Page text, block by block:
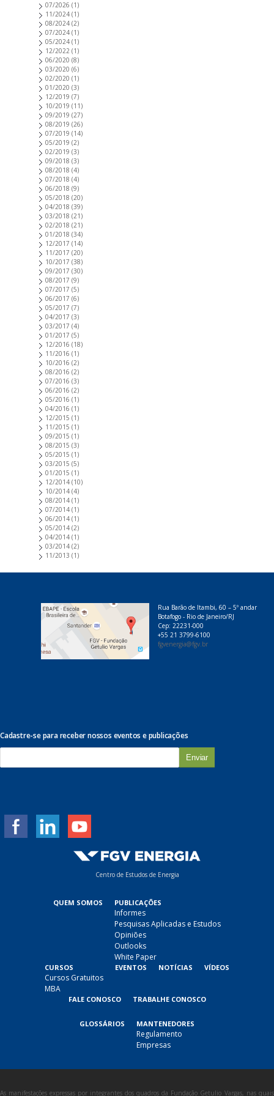
07/2026 (1)
11/2024 (1)
08/2024 (2)
07/2024 (1)
05/2024 (1)
12/2022 (1)
06/2020 (8)
03/2020 (6)
02/2020 (1)
01/2020 (3)
12/2019 (7)
10/2019 (11)
09/2019 (27)
08/2019 (26)
07/2019 (14)
05/2019 (2)
02/2019 (3)
09/2018 (3)
08/2018 (4)
07/2018 (4)
06/2018 (9)
05/2018 (20)
04/2018 (39)
03/2018 (21)
02/2018 (21)
01/2018 (34)
12/2017 (14)
11/2017 (20)
10/2017 (38)
09/2017 (30)
08/2017 (9)
07/2017 (5)
06/2017 (6)
05/2017 (7)
04/2017 (3)
03/2017 (4)
01/2017 (5)
12/2016 (18)
11/2016 (1)
10/2016 (2)
08/2016 (2)
07/2016 (3)
06/2016 (2)
05/2016 (1)
04/2016 (1)
12/2015 (1)
11/2015 (1)
09/2015 (1)
08/2015 (3)
05/2015 (1)
03/2015 (5)
01/2015 (1)
12/2014 (10)
10/2014 (4)
08/2014 (1)
07/2014 (1)
06/2014 (1)
05/2014 (2)
04/2014 (1)
03/2014 (2)
11/2013 (1)
Rua Barão de Itambi, 60 – 5º andar
Botafogo - Rio de Janeiro/RJ
Cep: 22231-000
+55 21 3799-6100
fgvenergia@fgv.br
Cadastre-se para receber nossos eventos e publicações
m
Centro de Estudos de Energia
QUEM SOMOS PUBLICAÇÕES
Informes
Pesquisas Aplicadas e Estudos
Opiniões
Outlooks
White Paper
CURSOS
Cursos Gratuitos
MBA
EVENTOS NOTÍCIAS VÍDEOS
FALE CONOSCO TRABALHE CONOSCO
GLOSSÁRIOS MANTENEDORES
Regulamento
Empresas
As manifestações expressas por integrantes dos quadros da Fundação Getulio Vargas, nas quais